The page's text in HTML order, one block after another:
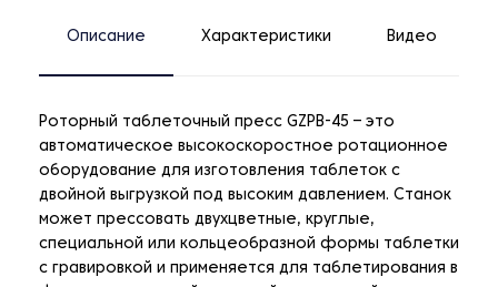
Описание Характеристики Видео
Роторный таблеточный пресс GZPB-45 – это
автоматическое высокоскоростное ротационное
оборудование для изготовления таблеток с
двойной выгрузкой под высоким давлением. Станок
может прессовать двухцветные, круглые,
специальной или кольцеобразной формы таблетки
с гравировкой и применяется для таблетирования в